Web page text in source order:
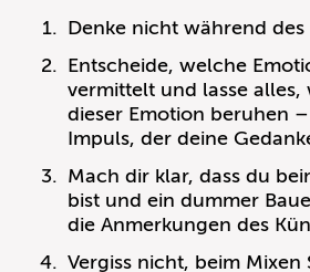
Denke nicht während des
Entscheide, welche
vermittelt und lasse alles,
dieser Emotion beruhen
Impuls, der deine
Mach dir klar, dass du
bist und ein dummer
die Anmerkungen des
Vergiss nicht, beim Mixen